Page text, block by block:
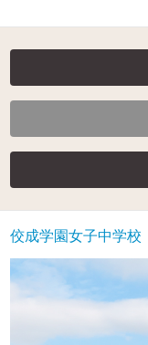
佼成学園女子中学校